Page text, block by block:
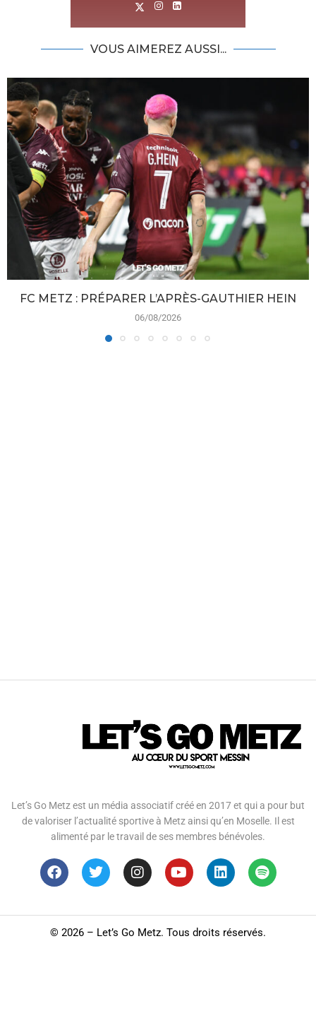
VOUS AIMEREZ AUSSI...
FC METZ : PRÉPARER L’APRÈS-GAUTHIER HEIN
06/08/2026
Let’s Go Metz est un média associatif créé en 2017 et qui a pour but
de valoriser l’actualité sportive à Metz ainsi qu’en Moselle. Il est
alimenté par le travail de ses membres bénévoles.
© 2026 – Let’s Go Metz. Tous droits réservés.